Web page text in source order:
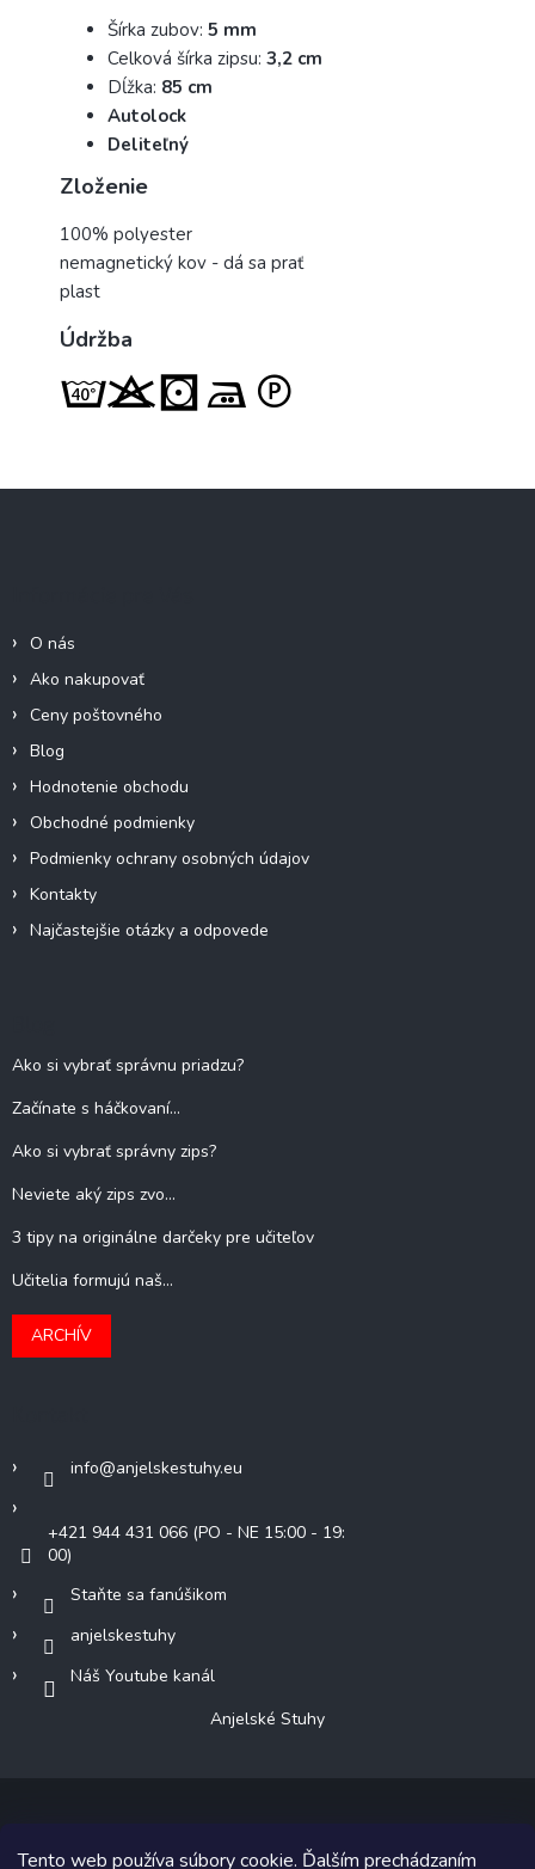
Tento web používa súbory cookie. Ďalším prechádzaním
Šírka zubov: 5 mm
Celková šírka zipsu: 3,2 cm
Dĺžka: 85 cm
Autolock
Deliteľný
Zloženie
100% polyester
nemagnetický kov - dá sa prať
plast
Údržba
O nás
Ako nakupovať
Ceny poštovného
Blog
Hodnotenie obchodu
Obchodné podmienky
Podmienky ochrany osobných údajov
Kontakty
Najčastejšie otázky a odpovede
Ako si vybrať správnu priadzu?
Začínate s háčkovaní...
Ako si vybrať správny zips?
Neviete aký zips zvo...
3 tipy na originálne darčeky pre učiteľov
Učitelia formujú naš...
ARCHÍV
info@anjelskestuhy.eu
+421 944 431 066 (PO - NE 15:00 - 19:
00)
Staňte sa fanúšikom
anjelskestuhy
Náš Youtube kanál
Anjelské Stuhy